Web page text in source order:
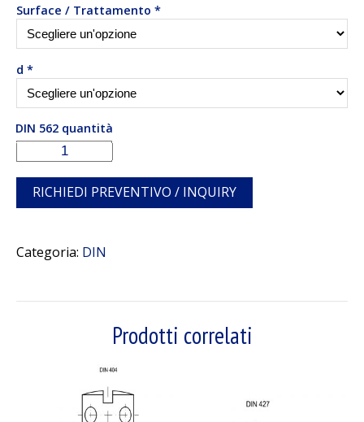
Surface / Trattamento *
d *
DIN 562 quantità
RICHIEDI PREVENTIVO / INQUIRY
Categoria: DIN
Prodotti correlati